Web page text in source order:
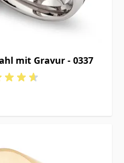
mit Gravur - 0337